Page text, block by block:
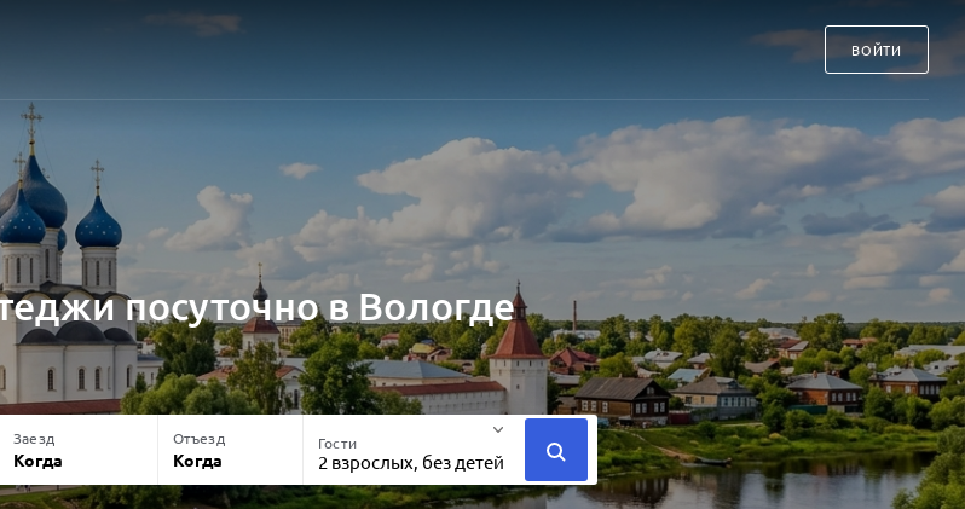
ВОЙТИ
посуточно в Вологде
Заезд
Когда
Отъезд
Когда
Гости
2 взрослых, без детей